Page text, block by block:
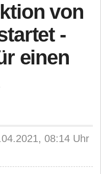
von
-
einen
08:14 Uhr